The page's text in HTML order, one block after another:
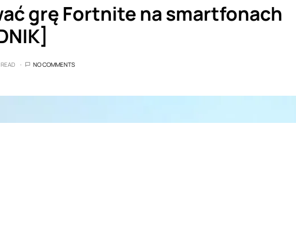
grę Fortnite na smartfonach
NO COMMENTS